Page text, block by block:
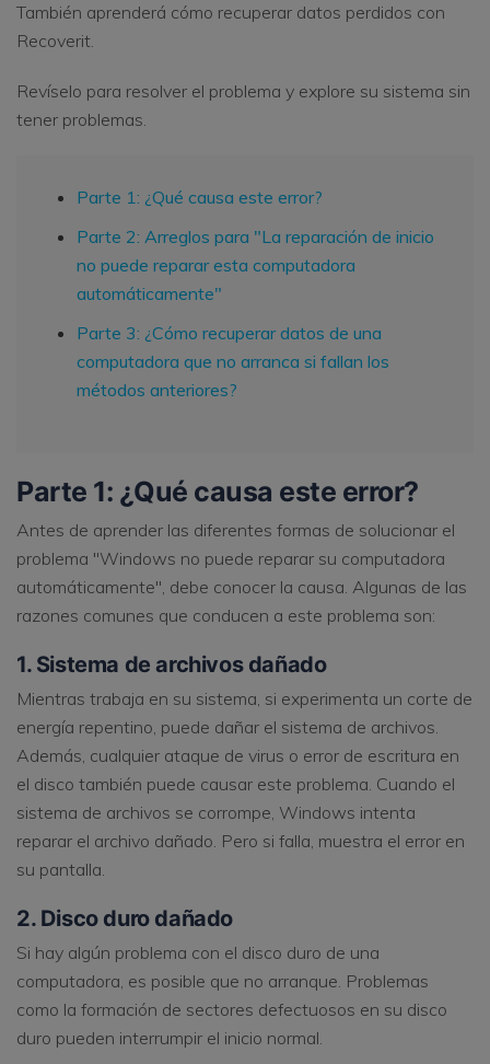
También aprenderá cómo recuperar datos perdidos con
Recoverit.
Revíselo para resolver el problema y explore su sistema sin
tener problemas.
Parte 1: ¿Qué causa este error?
Parte 2: Arreglos para "La reparación de inicio
no puede reparar esta computadora
automáticamente"
Parte 3: ¿Cómo recuperar datos de una
computadora que no arranca si fallan los
métodos anteriores?
Parte 1: ¿Qué causa este error?
Antes de aprender las diferentes formas de solucionar el
problema "Windows no puede reparar su computadora
automáticamente", debe conocer la causa. Algunas de las
razones comunes que conducen a este problema son:
1. Sistema de archivos dañado
Mientras trabaja en su sistema, si experimenta un corte de
energía repentino, puede dañar el sistema de archivos.
Además, cualquier ataque de virus o error de escritura en
el disco también puede causar este problema. Cuando el
sistema de archivos se corrompe, Windows intenta
reparar el archivo dañado. Pero si falla, muestra el error en
su pantalla.
2. Disco duro dañado
Si hay algún problema con el disco duro de una
computadora, es posible que no arranque. Problemas
como la formación de sectores defectuosos en su disco
duro pueden interrumpir el inicio normal.